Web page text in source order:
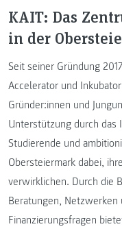
KAIT: Das
in der
Seit seiner Gründung
Accelerator und
Gründer:innen und
Unterstützung durch das
Studierende und
Obersteiermark dabei,
verwirklichen. Durch die
Beratungen,
Finanzierungsfragen